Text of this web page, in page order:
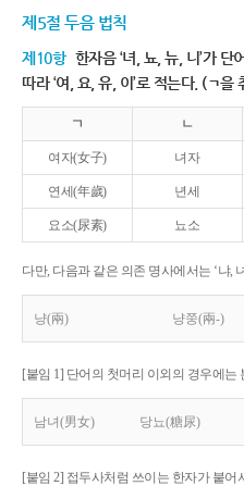
제5절 두음 법칙
제10항 한자음 ‘녀, 뇨, 뉴, 니’가 단
따라 ‘여, 요, 유, 이’로 적는다. (ㄱ을
ㄱ ㄴ
여자(女子) 녀자
연세(年歲) 년세
요소(尿素) 뇨소
다만, 다음과 같은 의존 명사에서는 ‘냐,
냥(兩) 냥쭝(兩-)
[붙임 1] 단어의 첫머리 이외의 경우에는
남녀(男女) 당뇨(糖尿)
[붙임 2] 접두사처럼 쓰이는 한자가 붙